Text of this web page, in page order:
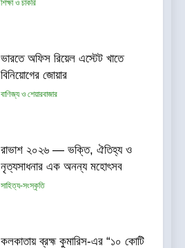
বাণিজ্য ও শেয়ারবাজার
রাভাশ ২০২৬ — ভক্তি, ঐতিহ্য ও
নৃত্যসাধনার এক অনন্য মহোৎসব
সাহিত্য-সংস্কৃতি
কলকাতায় ব্রহ্ম কুমারিস-এর “১০ কোটি
মানুষের নেশামুক্ত থাকার শপথ গ্রহণ
বিষয়ক মেগা ক্যাম্পেইন”-এর সূচনা
সাহিত্য-সংস্কৃতি
CenturyPly নিয়ে এল ‘Total